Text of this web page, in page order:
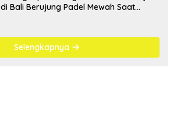
di Bali Berujung Padel Mewah Saat
Selengkapnya